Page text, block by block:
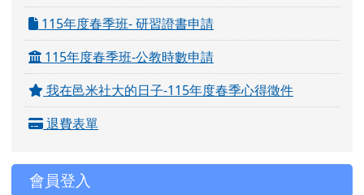
115年度春季班- 研習證書申請
115年度春季班-公教時數申請
我在邑米社大的日子-115年度春季心得徵件
退費表單
會員登入